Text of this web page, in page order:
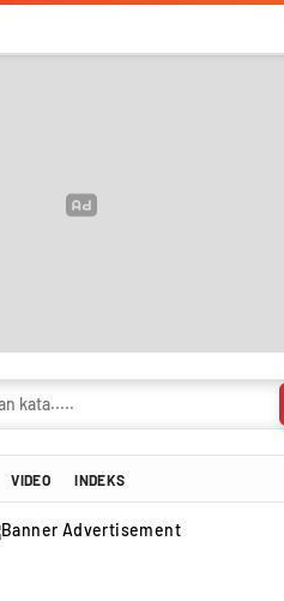
VIDEO INDEKS